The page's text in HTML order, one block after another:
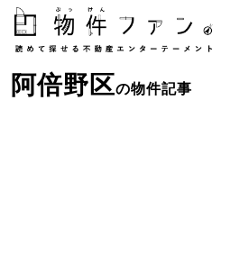
阿倍野区の物件記事